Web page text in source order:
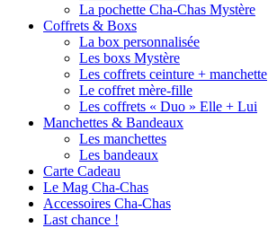
La pochette Cha-Chas Mystère
Coffrets & Boxs
La box personnalisée
Les boxs Mystère
Les coffrets ceinture + manchette
Le coffret mère-fille
Les coffrets « Duo » Elle + Lui
Manchettes & Bandeaux
Les manchettes
Les bandeaux
Carte Cadeau
Le Mag Cha-Chas
Accessoires Cha-Chas
Last chance !